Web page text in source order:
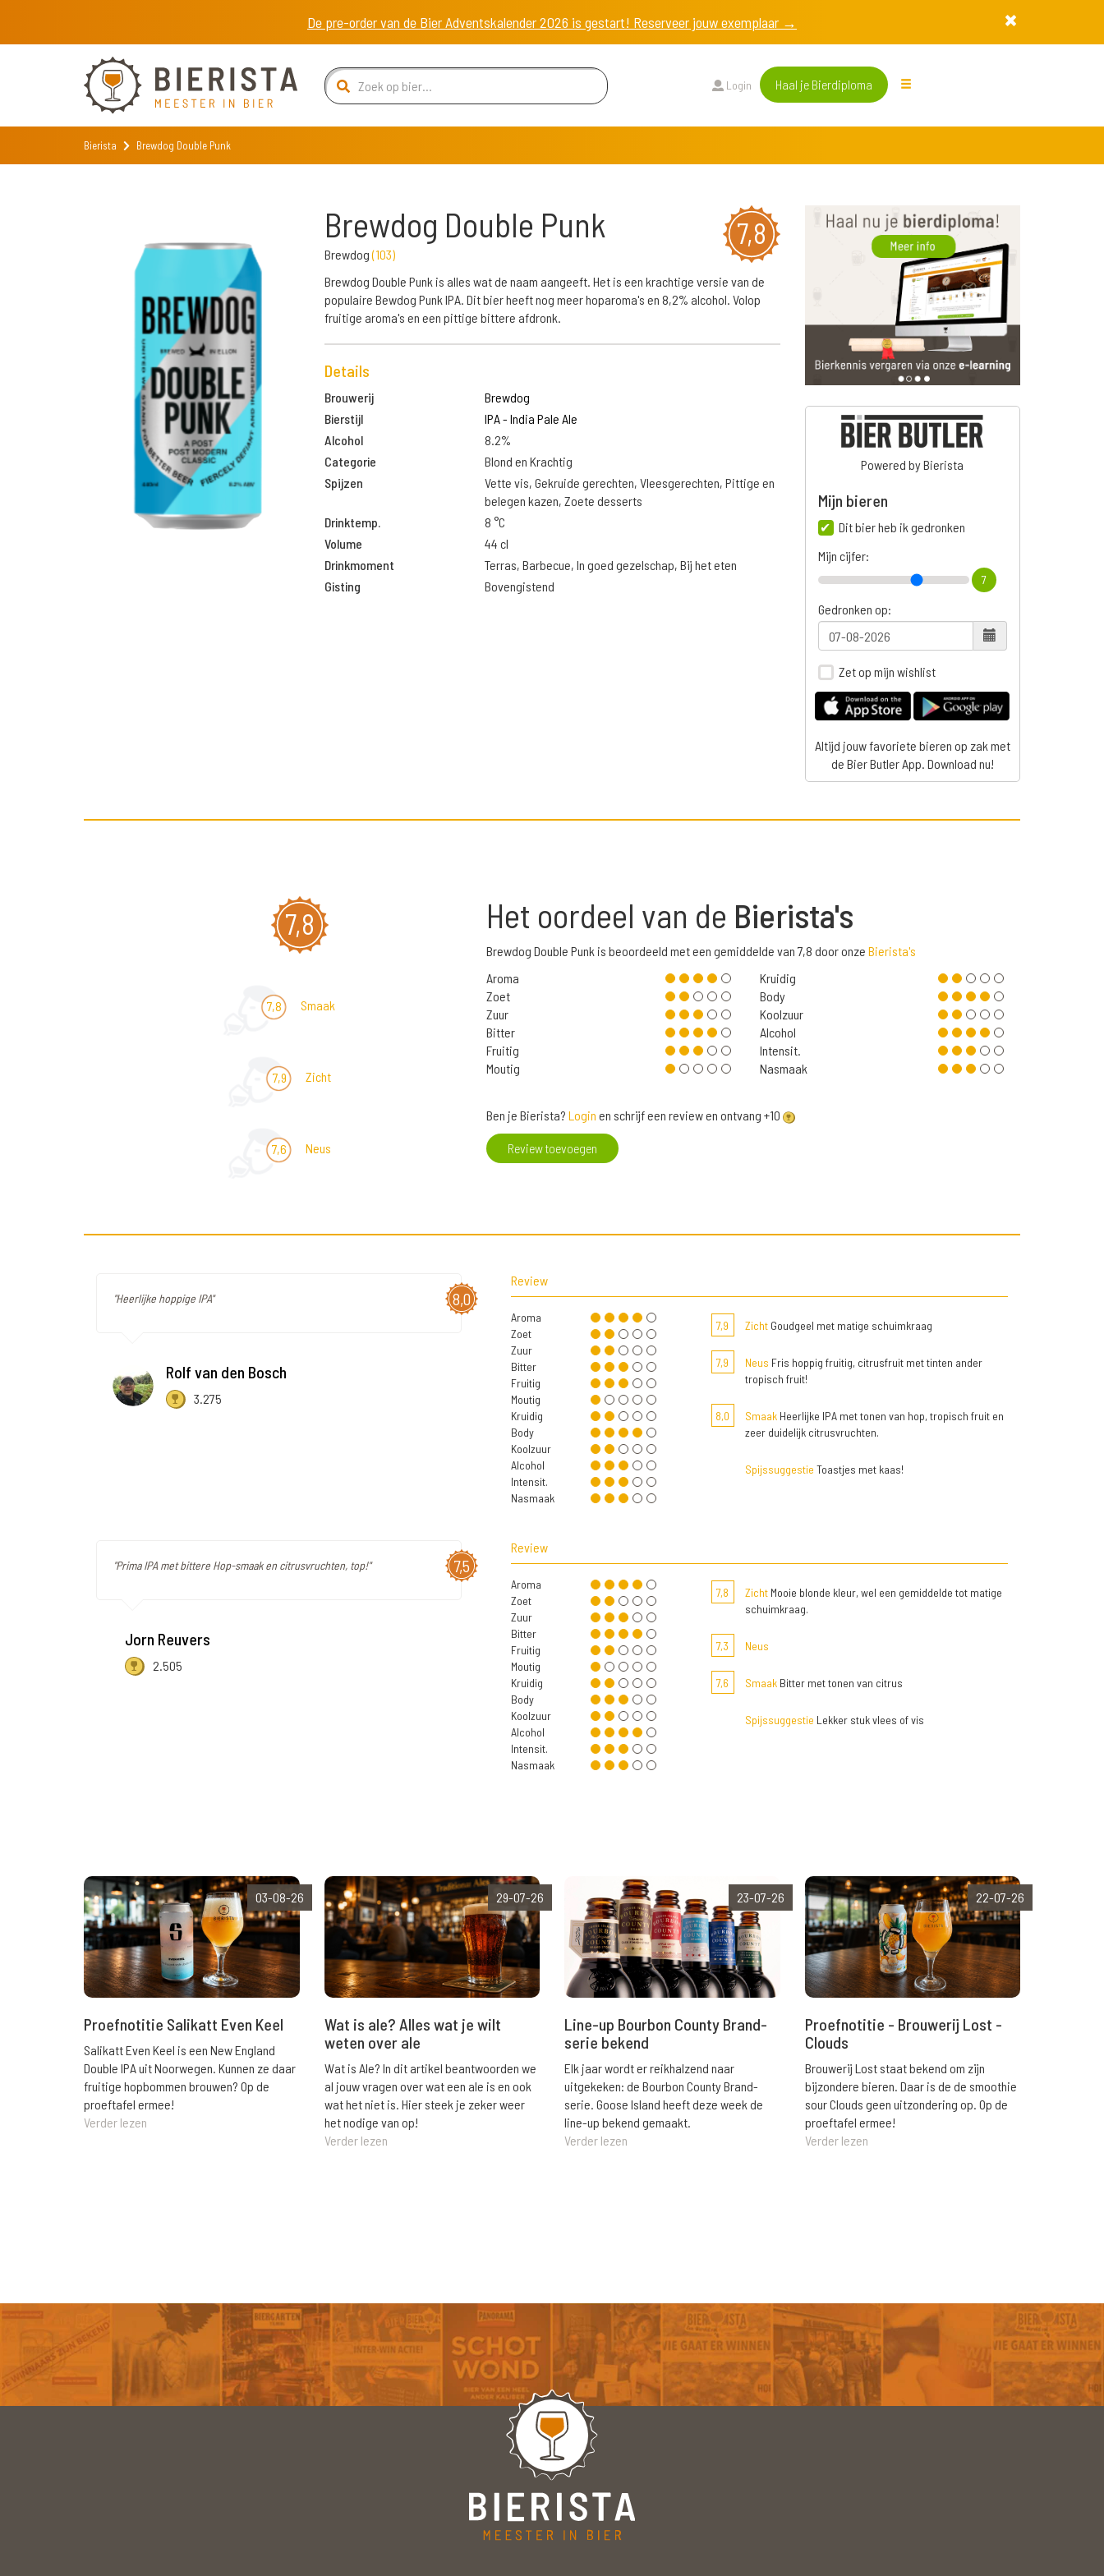
De pre-order van de Bier Adventskalender 2026 is gestart! Reserveer jouw exemplaar →
Login Haal je Bierdiploma
Bierista Brewdog Double Punk
7,8
Brewdog Double Punk
Brewdog(103)
Brewdog Double Punk is alles wat de naam aangeeft. Het is een krachtige versie van de
populaire Bewdog Punk IPA. Dit bier heeft nog meer hoparoma's en 8,2% alcohol. Volop
fruitige aroma's en een pittige bittere afdronk.
Details
Brouwerij
Brewdog
Bierstijl
IPA - India Pale Ale
Alcohol
8.2%
Categorie
Blond en Krachtig
Spijzen
Vette vis, Gekruide gerechten, Vleesgerechten, Pittige en
belegen kazen, Zoete desserts
Drinktemp.
8 °C
Volume
44 cl
Drinkmoment
Terras, Barbecue, In goed gezelschap, Bij het eten
Gisting
Bovengistend
Powered by Bierista
Mijn bieren
Dit bier heb ik gedronken
Mijn cijfer:
7
Gedronken op:
Zet op mijn wishlist
Altijd jouw favoriete bieren op zak met
de Bier Butler App. Download nu!
7,8
7,8 Smaak
7,9 Zicht
7,6 Neus
Het oordeel van de Bierista's
Brewdog Double Punk is beoordeeld met een gemiddelde van 7,8 door onze Bierista's
Aroma
Zoet
Zuur
Bitter
Fruitig
Moutig
Kruidig
Body
Koolzuur
Alcohol
Intensit.
Nasmaak
Ben je Bierista? Login en schrijf een review en ontvang +10
Review toevoegen
8,0
"Heerlijke hoppige IPA"
Rolf van den Bosch
3.275
Review
Aroma
Zoet
Zuur
Bitter
Fruitig
Moutig
Kruidig
Body
Koolzuur
Alcohol
Intensit.
Nasmaak
7,9 ZichtGoudgeel met matige schuimkraag
7,9 Neus Fris hoppig fruitig, citrusfruit met tinten ander
tropisch fruit!
8,0 SmaakHeerlijke IPA met tonen van hop, tropisch fruit en
zeer duidelijk citrusvruchten.
Spijssuggestie Toastjes met kaas!
7,5
"Prima IPA met bittere Hop-smaak en citrusvruchten, top!"
Jorn Reuvers
2.505
Review
Aroma
Zoet
Zuur
Bitter
Fruitig
Moutig
Kruidig
Body
Koolzuur
Alcohol
Intensit.
Nasmaak
7,8 ZichtMooie blonde kleur, wel een gemiddelde tot matige
schuimkraag.
7,3 Neus
7,6 SmaakBitter met tonen van citrus
Spijssuggestie Lekker stuk vlees of vis
03-08-26
Proefnotitie Salikatt Even Keel
Salikatt Even Keel is een New England
Double IPA uit Noorwegen. Kunnen ze daar
fruitige hopbommen brouwen? Op de
proeftafel ermee!
Verder lezen
29-07-26
Wat is ale? Alles wat je wilt
weten over ale
Wat is Ale? In dit artikel beantwoorden we
al jouw vragen over wat een ale is en ook
wat het niet is. Hier steek je zeker weer
het nodige van op!
Verder lezen
23-07-26
Line-up Bourbon County Brand-
serie bekend
Elk jaar wordt er reikhalzend naar
uitgekeken: de Bourbon County Brand-
serie. Goose Island heeft deze week de
line-up bekend gemaakt.
Verder lezen
22-07-26
Proefnotitie - Brouwerij Lost -
Clouds
Brouwerij Lost staat bekend om zijn
bijzondere bieren. Daar is de de smoothie
sour Clouds geen uitzondering op. Op de
proeftafel ermee!
Verder lezen